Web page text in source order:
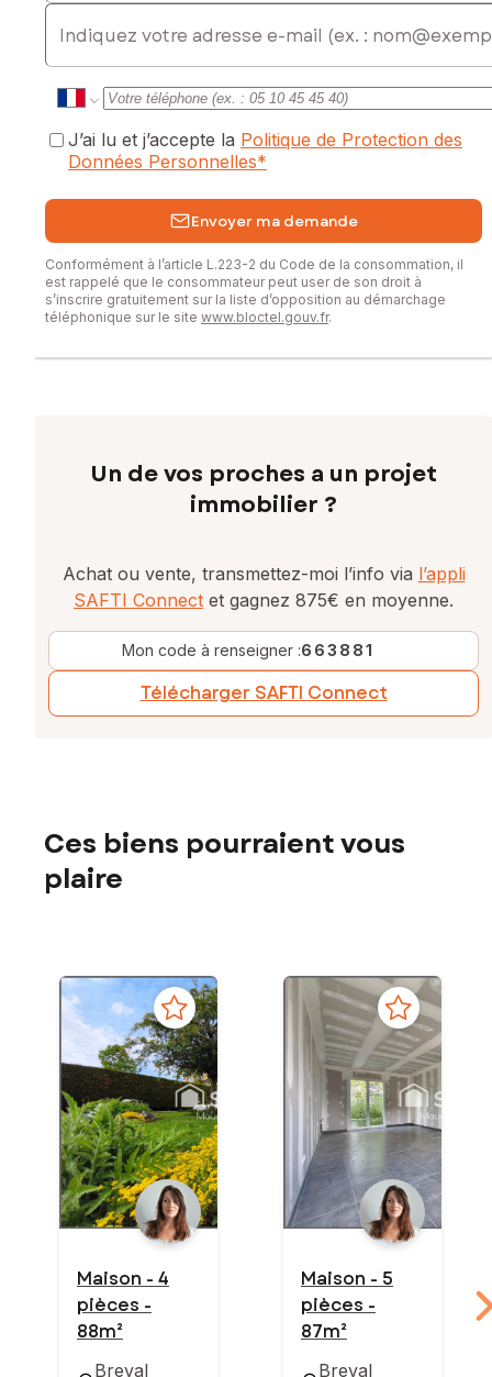
E-mail
J’ai lu et j’accepte la Politique de Protection des
Données Personnelles*
Envoyer ma demande
Conformément à l’article L.223-2 du Code de la consommation, il
est rappelé que le consommateur peut user de son droit à
s’inscrire gratuitement sur la liste d’opposition au démarchage
téléphonique sur le site www.bloctel.gouv.fr.
Un de vos proches a un projet
immobilier ?
Achat ou vente, transmettez-moi l’info via l’appli
SAFTI Connect et gagnez 875€ en moyenne.
Mon code à renseigner :663881
Télécharger SAFTI Connect
Ces biens pourraient vous
plaire
Maison - 4
pièces -
88m²
Breval
Maison - 5
pièces -
87m²
Breval